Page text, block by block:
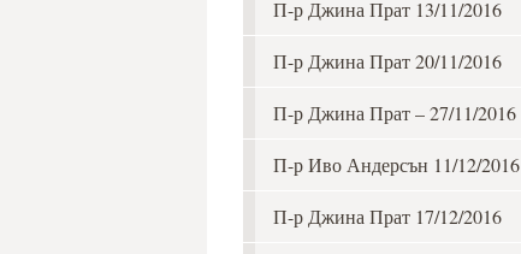
П-р Джина Прат 13/11/2016
П-р Джина Прат 20/11/2016
П-р Джина Прат – 27/11/2016
П-р Иво Андерсън 11/12/2016
П-р Джина Прат 17/12/2016